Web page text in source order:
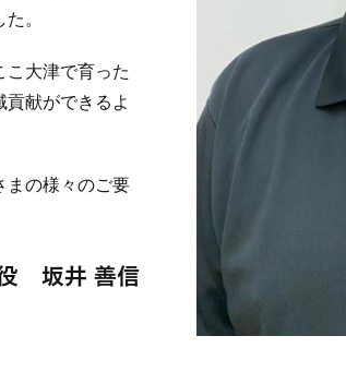
。
こ大津で育った
献ができるよ
まの様々のご要
坂井 善信